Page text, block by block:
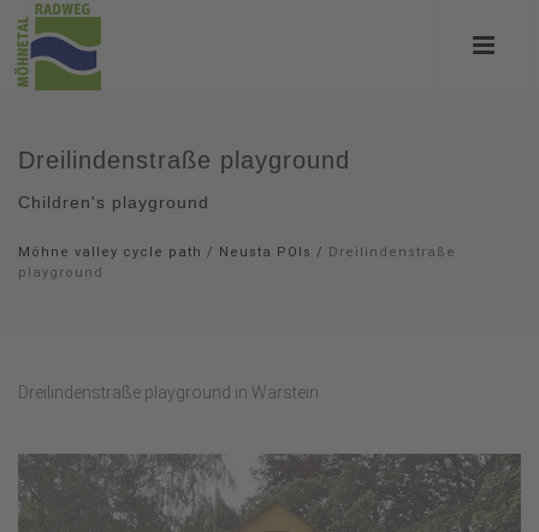
Dreilindenstraße playground
Children's playground
Möhne valley cycle path / Neusta POIs / Dreilindenstraße
playground
Dreilindenstraße playground in Warstein